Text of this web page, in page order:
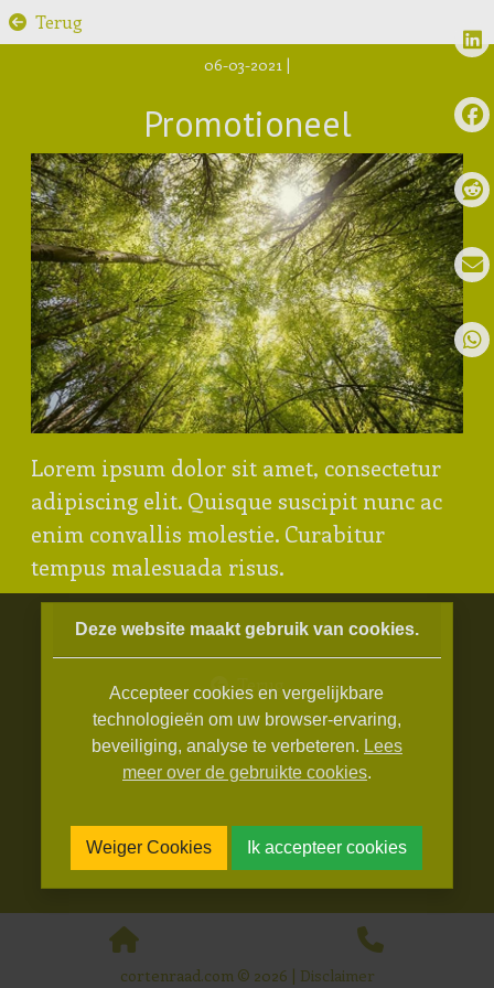
Terug
06-03-2021|
Promotioneel
Lorem ipsum dolor sit amet, consectetur
adipiscing elit. Quisque suscipit nunc ac
enim convallis molestie. Curabitur
tempus malesuada risus.
Terug
cortenraad.com © 2026 | Disclaimer
Deze website maakt gebruik van cookies.
Accepteer cookies en vergelijkbare
technologieën om uw browser-ervaring,
beveiliging, analyse te verbeteren. Lees
meer over de gebruikte cookies.
Weiger Cookies Ik accepteer cookies